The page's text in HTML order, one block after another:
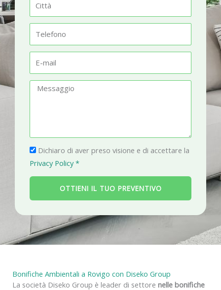
t
à
l
fm
a
g
g
i
P
r
i
a
c
y
Dichiaro di aver preso visione e di accettare la
Privacy Policy *
OTTIENI IL TUO PREVENTIVO
Bonifiche Ambientali a Rovigo con Diseko Group
La società Diseko Group è leader di settore nelle bonifiche